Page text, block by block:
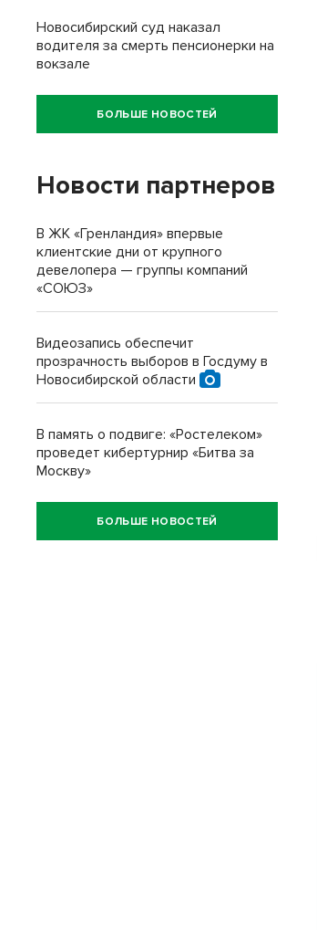
Новосибирский суд наказал
водителя за смерть пенсионерки на
вокзале
БОЛЬШЕ НОВОСТЕЙ
Новости партнеров
В ЖК «Гренландия» впервые
клиентские дни от крупного
девелопера — группы компаний
«СОЮЗ»
Видеозапись обеспечит
прозрачность выборов в Госдуму в
Новосибирской области
В память о подвиге: «Ростелеком»
проведет кибертурнир «Битва за
Москву»
БОЛЬШЕ НОВОСТЕЙ